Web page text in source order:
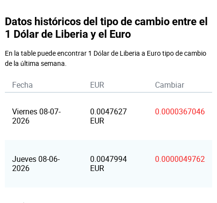
Datos históricos del tipo de cambio entre el
1 Dólar de Liberia y el Euro
En la table puede encontrar 1 Dólar de Liberia a Euro tipo de cambio
de la última semana.
Fecha EUR Cambiar
Viernes 08-07-
2026
0.0047627
EUR
0.0000367046
Jueves 08-06-
2026
0.0047994
EUR
0.0000049762